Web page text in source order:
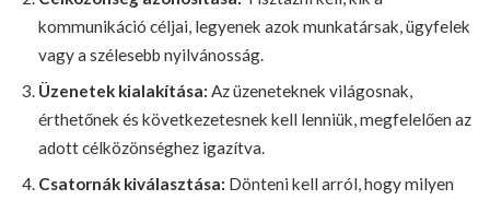
kommunikáció céljai, legyenek azok munkatársak, ügyfelek
vagy a szélesebb nyilvánosság.
Üzenetek kialakítása: Az üzeneteknek világosnak,
érthetőnek és következetesnek kell lenniük, megfelelően az
adott célközönséghez igazítva.
Csatornák kiválasztása: Dönteni kell arról, hogy milyen